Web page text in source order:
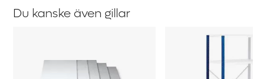
Du kanske även gillar
Lagerhylla
Lagerhylla
Hyllgavelstege,